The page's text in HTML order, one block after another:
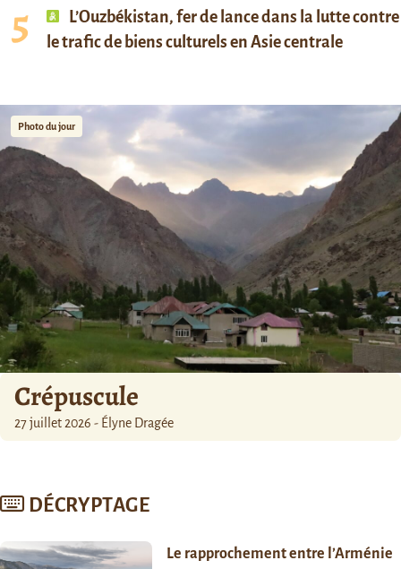
L’Ouzbékistan, fer de lance dans la lutte contre
le trafic de biens culturels en Asie centrale
Photo du jour
Crépuscule
27 juillet 2026 - Élyne Dragée
DÉCRYPTAGE
Le rapprochement entre l’Arménie